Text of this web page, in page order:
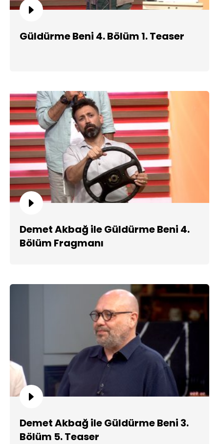
Güldürme Beni 4. Bölüm 1. Teaser
Demet Akbağ ile Güldürme Beni 4.
Bölüm Fragmanı
Demet Akbağ ile Güldürme Beni 3.
Bölüm 5. Teaser